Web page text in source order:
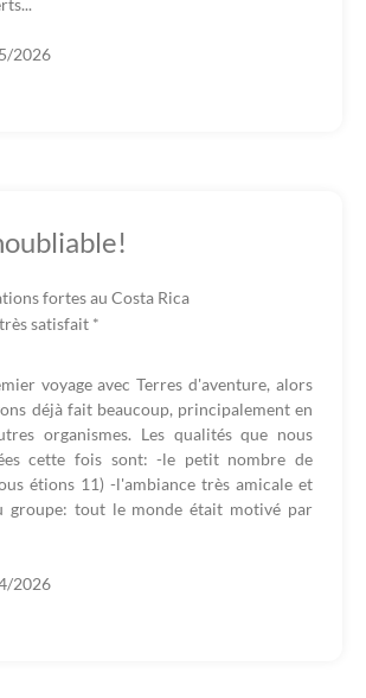
2026
fortes au Costa Rica
très satisfait *
voyage avec Terres d'aventure, alors
déjà fait beaucoup, principalement en
organismes. Les qualités que nous
cette fois sont: -le petit nombre de
étions 11) -l'ambiance très amicale et
groupe: tout le monde était motivé par
2026